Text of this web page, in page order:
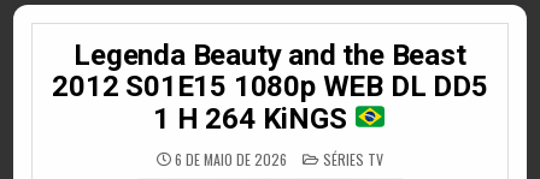
Legenda Beauty and the Beast
2012 S01E15 1080p WEB DL DD5
1 H 264 KiNGS
6 DE MAIO DE 2026 POSTED
IN
SÉRIES TV